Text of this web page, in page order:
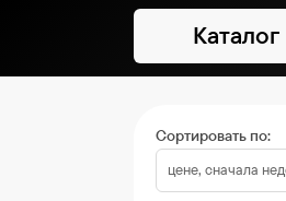
Каталог
Сортировать по: